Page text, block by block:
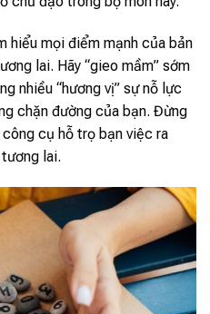
hiểu mọi điểm mạnh của bản
lai. Hãy “gieo mầm” sớm
nhiều “hương vị” sự nỗ lực
chặn đường của bạn. Đừng
cụ hỗ trọ bạn việc ra
lai.